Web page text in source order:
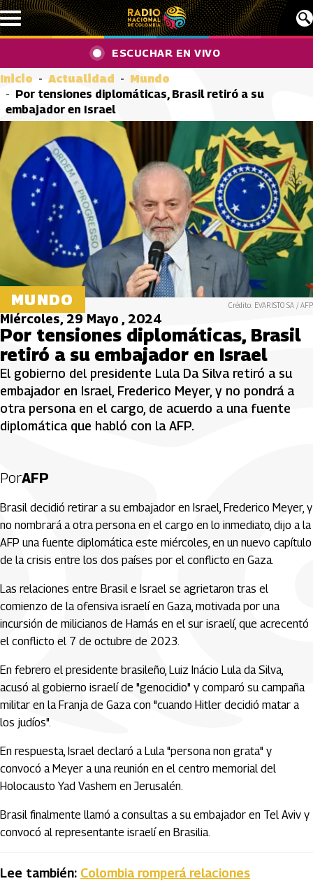
Pasar al contenido principal
ESCUCHAR EN VIVO
Inicio Actualidad
Mundo
Por tensiones diplomáticas, Brasil retiró a su
embajador en Israel
MUNDO Crédito: EVARISTO SA / AFP
Miércoles, 29 Mayo , 2024
Por tensiones diplomáticas, Brasil
retiró a su embajador en Israel
El gobierno del presidente Lula Da Silva retiró a su
embajador en Israel, Frederico Meyer, y no pondrá a
otra persona en el cargo, de acuerdo a una fuente
diplomática que habló con la AFP.
PorAFP
Brasil decidió retirar a su embajador en Israel, Frederico Meyer, y
no nombrará a otra persona en el cargo en lo inmediato, dijo a la
AFP una fuente diplomática este miércoles, en un nuevo capítulo
de la crisis entre los dos países por el conflicto en Gaza.
Las relaciones entre Brasil e Israel se agrietaron tras el
comienzo de la ofensiva israelí en Gaza, motivada por una
incursión de milicianos de Hamás en el sur israelí, que acrecentó
el conflicto el 7 de octubre de 2023.
En febrero el presidente brasileño, Luiz Inácio Lula da Silva,
acusó al gobierno israelí de "genocidio" y comparó su campaña
militar en la Franja de Gaza con "cuando Hitler decidió matar a
los judíos".
En respuesta, Israel declaró a Lula "persona non grata" y
convocó a Meyer a una reunión en el centro memorial del
Holocausto Yad Vashem en Jerusalén.
Brasil finalmente llamó a consultas a su embajador en Tel Aviv y
convocó al representante israelí en Brasilia.
Lee también: Colombia romperá relaciones